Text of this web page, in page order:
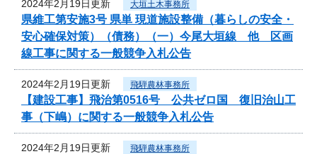
2024年2月19日更新 大垣土木事務所
県維工第安施3号 県単 現道施設整備（暮らしの安全・
安心確保対策）（債務）（一）今尾大垣線 他 区画
線工事に関する一般競争入札公告
2024年2月19日更新 飛騨農林事務所
【建設工事】飛治第0516号 公共ゼロ国 復旧治山工
事（下嶋）に関する一般競争入札公告
2024年2月19日更新 飛騨農林事務所